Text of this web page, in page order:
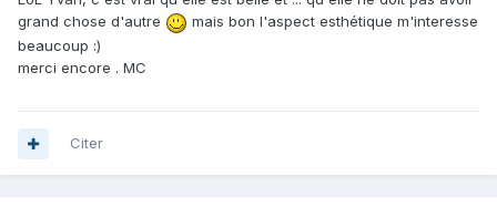
grand chose d'autre
mais bon l'aspect esthétique m'interesse
beaucoup :)
merci encore . MC
Citer